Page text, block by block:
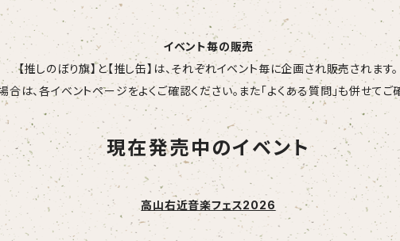
イベント毎の販売
【推しのぼり旗】と【推し缶】は、それぞれイベント毎に企画され販売されます。
合は、各イベントページをよくご確認ください。また「よくある質問」も併せてご
現在発売中のイベント
高山右近音楽フェス2026